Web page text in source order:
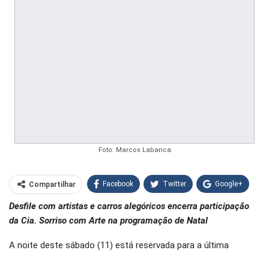
Foto: Marcos Labanca
Compartilhar Facebook Twitter Google+
WhatsApp Pinterest
Desfile com artistas e carros alegóricos encerra participação
da Cia. Sorriso com Arte na programação de Natal
A noite deste sábado (11) está reservada para a última